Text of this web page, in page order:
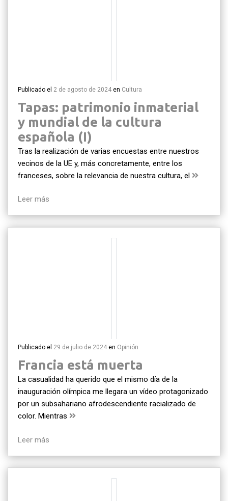
Publicado el 2 de agosto de 2024 en Cultura
Tapas: patrimonio inmaterial
y mundial de la cultura
española (I)
Tras la realización de varias encuestas entre nuestros
vecinos de la UE y, más concretamente, entre los
franceses, sobre la relevancia de nuestra cultura, el
Leer más
Publicado el 29 de julio de 2024 en Opinión
Francia está muerta
La casualidad ha querido que el mismo día de la
inauguración olímpica me llegara un vídeo protagonizado
por un subsahariano afrodescendiente racializado de
color. Mientras
Leer más